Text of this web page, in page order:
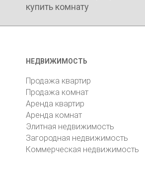
купить комнату
НЕДВИЖИМОСТЬ
Продажа квартир
Продажа комнат
Аренда квартир
Аренда комнат
Элитная недвижимость
Загородная недвижимость
Коммерческая недвижимость